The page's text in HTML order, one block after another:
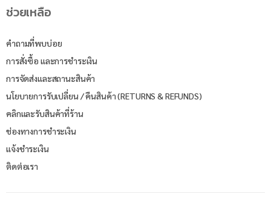
ช่วยเหลือ
คำถามที่พบบ่อย
การสั่งซื้อ และการชำระเงิน
การจัดส่งและสถานะสินค้า
นโยบายการรับเปลี่ยน / คืนสินค้า (RETURNS & REFUNDS)
คลิกและรับสินค้าที่ร้าน
ช่องทางการชำระเงิน
แจ้งชำระเงิน
ติดต่อเรา